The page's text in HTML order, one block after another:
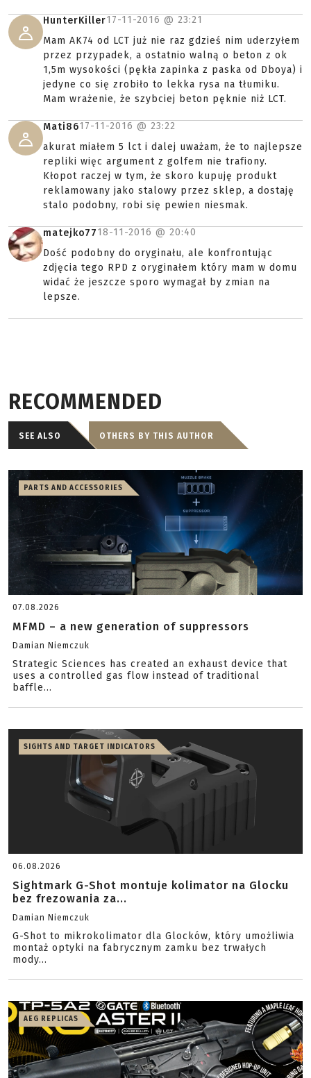
HunterKiller17-11-2016 @ 23:21
Mam AK74 od LCT już nie raz gdzieś nim uderzyłem
przez przypadek, a ostatnio walną o beton z ok
1,5m wysokości (pękła zapinka z paska od Dboya) i
jedyne co się zrobiło to lekka rysa na tłumiku.
Mam wrażenie, że szybciej beton pęknie niż LCT.
Mati8617-11-2016 @ 23:22
akurat miałem 5 lct i dalej uważam, że to najlepsze
repliki więc argument z golfem nie trafiony.
Kłopot raczej w tym, że skoro kupuję produkt
reklamowany jako stalowy przez sklep, a dostaję
stalo podobny, robi się pewien niesmak.
matejko7718-11-2016 @ 20:40
Dość podobny do oryginału, ale konfrontując
zdjęcia tego RPD z oryginałem który mam w domu
widać że jeszcze sporo wymagał by zmian na
lepsze.
RECOMMENDED
SEE ALSO OTHERS BY THIS AUTHOR
PARTS AND ACCESSORIES
07.08.2026
MFMD – a new generation of suppressors
Damian Niemczuk
Strategic Sciences has created an exhaust device that
uses a controlled gas flow instead of traditional
baffle...
SIGHTS AND TARGET INDICATORS
06.08.2026
Sightmark G-Shot montuje kolimator na Glocku
bez frezowania za...
Damian Niemczuk
G-Shot to mikrokolimator dla Glocków, który umożliwia
montaż optyki na fabrycznym zamku bez trwałych
mody...
AEG REPLICAS